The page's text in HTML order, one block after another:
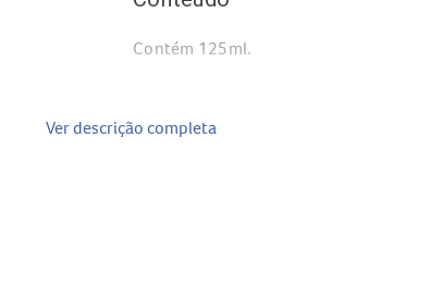
Contém 125ml.
Ver descrição completa